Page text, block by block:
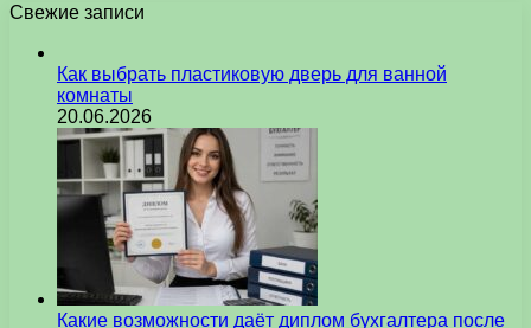
Свежие записи
Как выбрать пластиковую дверь для ванной
комнаты
20.06.2026
Какие возможности даёт диплом бухгалтера после